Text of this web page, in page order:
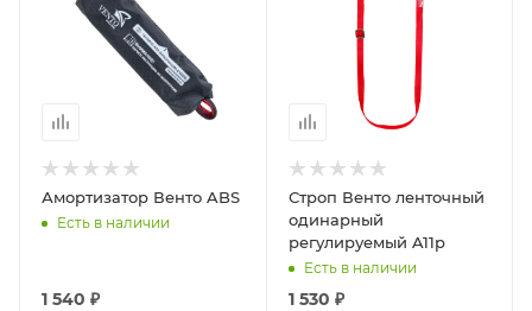
Амортизатор Венто ABS
Есть в наличии
1 540 ₽
Строп Венто ленточный
одинарный
регулируемый A11р
Есть в наличии
1 530 ₽